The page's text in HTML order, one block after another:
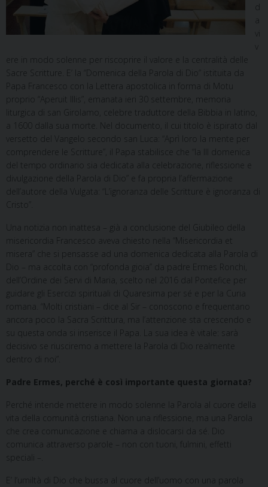
d
a
ere in modo solenne per riscoprire il valore e la centralità delle
Sacre Scritture. E’ la “Domenica della Parola di Dio” istituita da
Papa Francesco con la Lettera apostolica in forma di Motu
proprio “Aperuit Illis”, emanata ieri 30 settembre, memoria
liturgica di san Girolamo, celebre traduttore della Bibbia in latino,
a 1600 dalla sua morte. Nel documento, il cui titolo è ispirato dal
versetto del Vangelo secondo san Luca: “Aprì loro la mente per
comprendere le Scritture”, il Papa stabilisce che “la III domenica
del tempo ordinario sia dedicata alla celebrazione, riflessione e
divulgazione della Parola di Dio” e fa propria l’affermazione
dell’autore della Vulgata: “L’ignoranza delle Scritture è ignoranza di
Cristo”.
Una notizia non inattesa – già a conclusione del Giubileo della
misericordia Francesco aveva chiesto nella “Misericordia et
misera” che si pensasse ad una domenica dedicata alla Parola di
Dio – ma accolta con “profonda gioia” da padre Ermes Ronchi,
dell’Ordine dei Servi di Maria, scelto nel 2016 dal Pontefice per
guidare gli Esercizi spirituali di Quaresima per sé e per la Curia
romana. “Molti cristiani – dice al Sir – conoscono e frequentano
ancora poco la Sacra Scrittura, ma l’attenzione sta crescendo e
su questa onda si inserisce il Papa. La sua idea è vitale: sarà
decisivo se riusciremo a mettere la Parola di Dio realmente
dentro di noi”.
Padre Ermes, perché è così importante questa giornata?
Perché intende mettere in modo solenne la Parola al cuore della
vita della comunità cristiana. Non una riflessione, ma una Parola
che crea comunicazione e chiama a dislocarsi da sé. Dio
comunica attraverso parole – non con tuoni, fulmini, effetti
speciali –.
E’ l’umiltà di Dio che bussa al cuore dell’uomo con una parola